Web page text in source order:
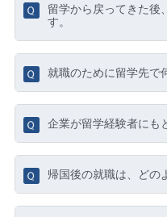
留学から戻ってきた後
す。
就職のために留学先で
企業が留学経験者にも
帰国後の就職は、どの